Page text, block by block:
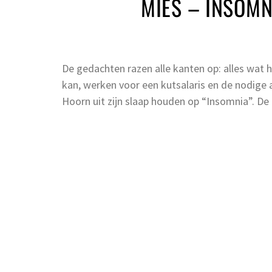
MIES –
De gedachten razen alle kanten op: alles wat
kan, werken voor een kutsalaris en de
Hoorn uit zijn slaap houden op “Insomnia”.